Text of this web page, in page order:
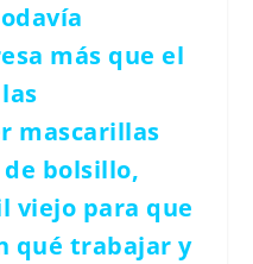
más que el
mascarillas
de bolsillo,
viejo para que
qué trabajar y